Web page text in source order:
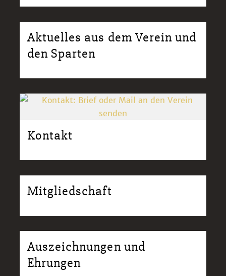
Aktuelles aus dem Verein und
den Sparten
Kontakt
Mitgliedschaft
Auszeichnungen und
Ehrungen